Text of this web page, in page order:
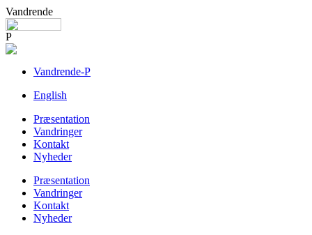
Vandrende
P
Vandrende-P
English
Præsentation
Vandringer
Kontakt
Nyheder
Præsentation
Vandringer
Kontakt
Nyheder